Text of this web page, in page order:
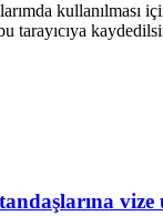
kullanılması
tarayıcıya
vize